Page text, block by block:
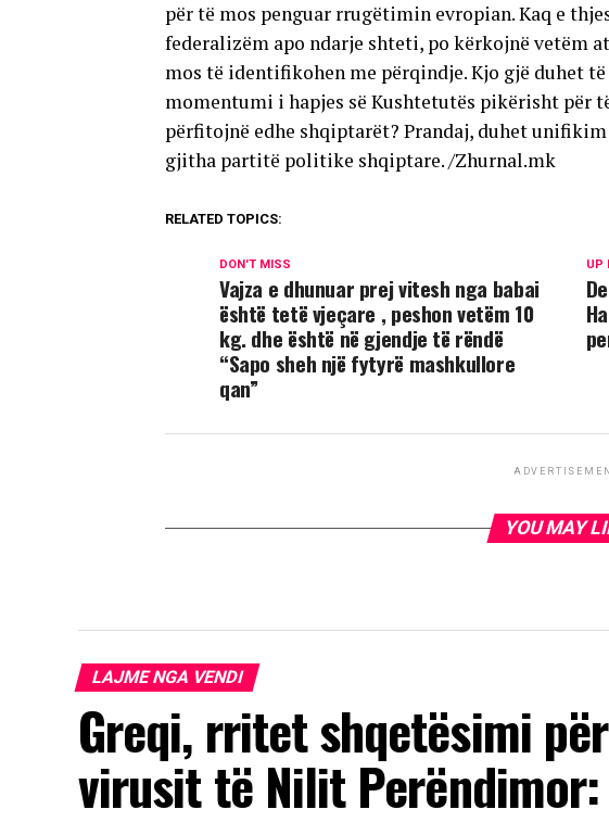
për të mos penguar rrugëtimin evropian. Kaq e
federalizëm apo ndarje shteti, po kërkojnë vetëm
mos të identifikohen me përqindje. Kjo gjë duhet
momentumi i hapjes së Kushtetutës pikërisht për
përfitojnë edhe shqiptarët? Prandaj, duhet unifikim
gjitha partitë politike shqiptare. /Zhurnal.mk
RELATED TOPICS:
UP
DON'T MISS
Vajza e dhunuar prej vitesh nga babai
është tetë vjeçare , peshon vetëm 10
kg. dhe është në gjendje të rëndë
“Sapo sheh një fytyrë mashkullore
qan”
YOU MAY
LAJME NGA VENDI
Greqi, rritet shqetësimi
virusit të Nilit